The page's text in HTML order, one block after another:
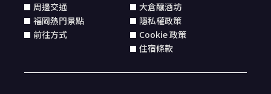
周邊交通
福岡熱門景點
前往方式
大倉釀酒坊
隱私權政策
Cookie 政策
住宿條款